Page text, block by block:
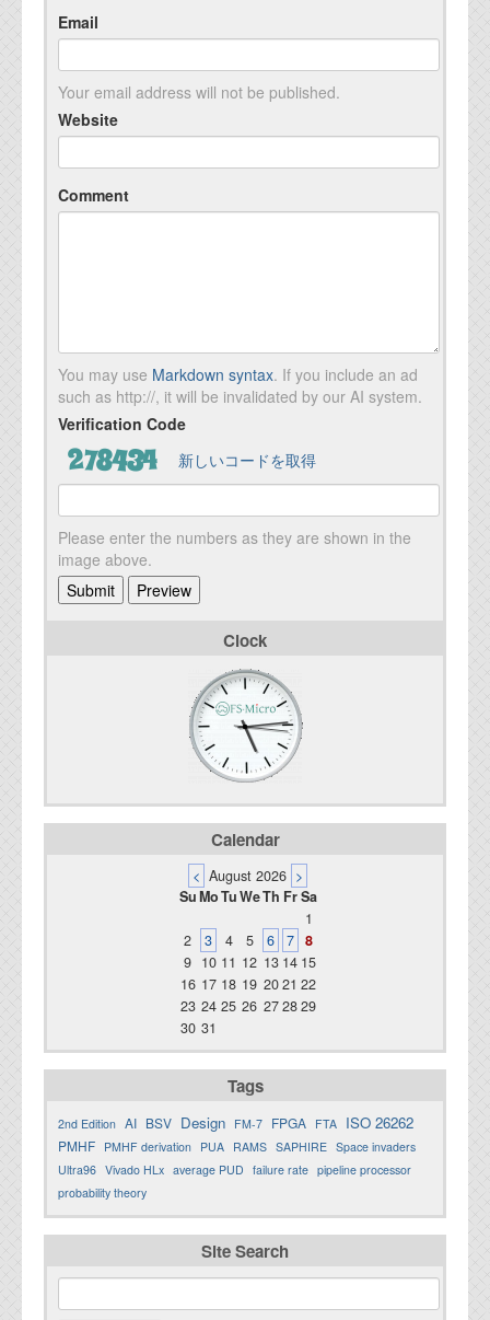
Email
Your email address will not be published.
Website
Comment
You may use Markdown syntax. If you include an ad
such as http://, it will be invalidated by our AI system.
Verification Code
新しいコードを取得
Please enter the numbers as they are shown in the
image above.
Clock
Calendar
< August 2026 >
SuMoTuWeTh FrSa
1
2
3 4 5 6 7 8
9 10 11 12 13 14 15
16 17 18 19 2021 22
23 24 25 26 272829
30 31
Tags
2nd Edition AI BSV Design FM-7 FPGA FTA ISO 26262
PMHF PMHF derivation PUA RAMS SAPHIRE Space invaders
Ultra96 Vivado HLx average PUD failure rate pipeline processor
probability theory
Site Search